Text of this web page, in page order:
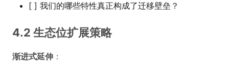
[ ] 我们的哪些特性真正构成了迁移壁垒？
4.2 生态位扩展策略
渐进式延伸 ：